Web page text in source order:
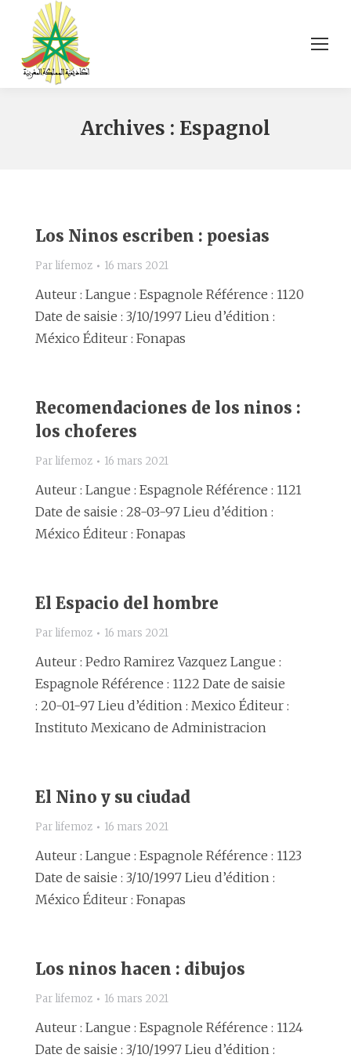
Archives : Espagnol
Los Ninos escriben : poesias
Par lifemoz 16 mars 2021
Auteur : Langue : Espagnole Référence : 1120
Date de saisie : 3/10/1997 Lieu d’édition :
México Éditeur : Fonapas
Recomendaciones de los ninos :
los choferes
Par lifemoz 16 mars 2021
Auteur : Langue : Espagnole Référence : 1121
Date de saisie : 28-03-97 Lieu d’édition :
México Éditeur : Fonapas
El Espacio del hombre
Par lifemoz 16 mars 2021
Auteur : Pedro Ramirez Vazquez Langue :
Espagnole Référence : 1122 Date de saisie
: 20-01-97 Lieu d’édition : Mexico Éditeur :
Instituto Mexicano de Administracion
El Nino y su ciudad
Par lifemoz 16 mars 2021
Auteur : Langue : Espagnole Référence : 1123
Date de saisie : 3/10/1997 Lieu d’édition :
México Éditeur : Fonapas
Los ninos hacen : dibujos
Par lifemoz 16 mars 2021
Auteur : Langue : Espagnole Référence : 1124
Date de saisie : 3/10/1997 Lieu d’édition :